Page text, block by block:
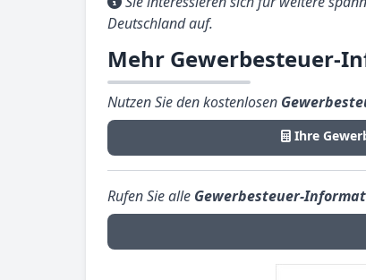
Deutschland auf.
Mehr Gewerbesteuer-
Nutzen Sie den kostenlosen
Ihre
Rufen Sie alle Gewerbesteuer-